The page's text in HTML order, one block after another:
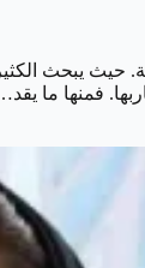
يبحث
فمنها ما